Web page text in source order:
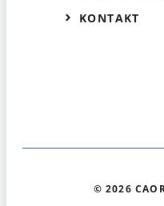
KONTAKT
© 2026